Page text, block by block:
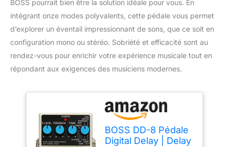
BOSS pourrait bien être la solution idéale pour vous. En
intégrant onze modes polyvalents, cette pédale vous permet
d’explorer un éventail impressionnant de sons, que ce soit en
configuration mono ou stéréo. Sobriété et efficacité sont au
rendez-vous pour enrichir votre expérience musicale tout en
répondant aux exigences des musiciens modernes.
BOSS DD-8 Pédale
Digital Delay | Delay